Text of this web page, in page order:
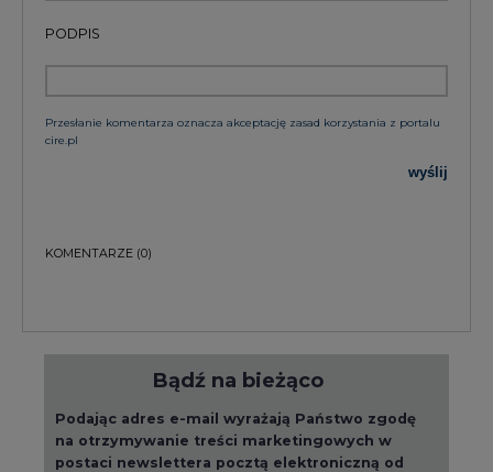
PODPIS
Przesłanie komentarza oznacza akceptację zasad korzystania z portalu
cire.pl
wyślij
KOMENTARZE (0)
Bądź na bieżąco
Podając adres e-mail wyrażają Państwo zgodę
na otrzymywanie treści marketingowych w
postaci newslettera pocztą elektroniczną od